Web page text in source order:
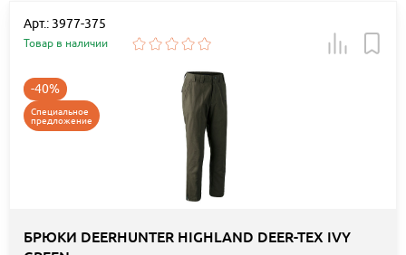
Арт.: 3977-375
Товар в наличии
-40%
Специальное
предложение
БРЮКИ DEERHUNTER HIGHLAND DEER-TEX IVY